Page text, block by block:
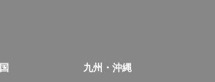
九州・沖縄